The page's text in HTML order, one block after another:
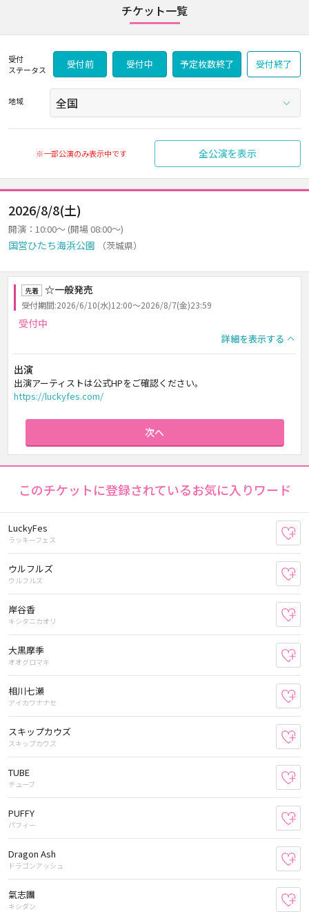
チケット一覧
受付
ステータス
受付前 受付中 予定枚数終了 受付終了
地域
※一部公演のみ表示中です 全公演を表示
2026/8/8(土)
開演：10:00～ (開場 08:00～)
国営ひたち海浜公園 （茨城県）
先着 ☆一般発売
受付期間:2026/6/10(水)12:00～2026/8/7(金)23:59
受付中
詳細を表示する
出演
出演アーティストは公式HPをご確認ください。
https://luckyfes.com/
次へ
このチケットに登録されているお気に入りワード
LuckyFes
ラッキーフェス
ウルフルズ
ウルフルズ
岸谷香
キシタニカオリ
大黒摩季
オオグロマキ
相川七瀬
アイカワナナセ
スキップカウズ
スキップカウズ
TUBE
チューブ
PUFFY
パフィー
Dragon Ash
ドラゴンアッシュ
氣志團
キシダン